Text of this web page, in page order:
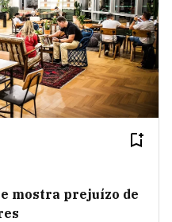
mostra prejuízo de